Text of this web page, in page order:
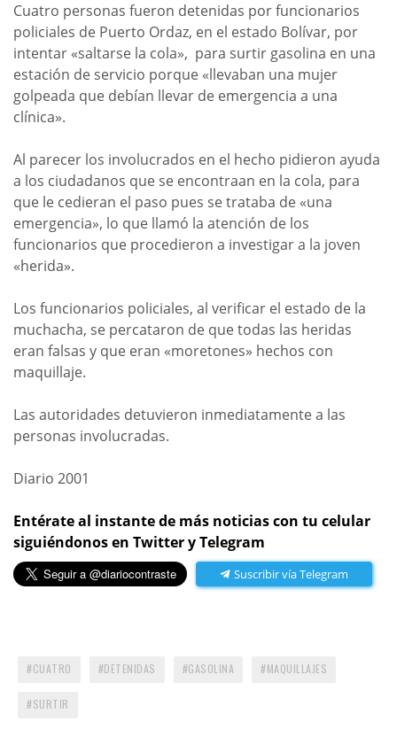
Cuatro personas fueron detenidas por funcionarios
policiales de Puerto Ordaz, en el estado Bolívar, por
intentar «saltarse la cola», para surtir gasolina en una
estación de servicio porque «llevaban una mujer
golpeada que debían llevar de emergencia a una
clínica».
Al parecer los involucrados en el hecho pidieron ayuda
a los ciudadanos que se encontraan en la cola, para
que le cedieran el paso pues se trataba de «una
emergencia», lo que llamó la atención de los
funcionarios que procedieron a investigar a la joven
«herida».
Los funcionarios policiales, al verificar el estado de la
muchacha, se percataron de que todas las heridas
eran falsas y que eran «moretones» hechos con
maquillaje.
Las autoridades detuvieron inmediatamente a las
personas involucradas.
Diario 2001
Entérate al instante de más noticias con tu celular
siguiéndonos en Twitter y Telegram
Suscribir vía Telegram
CUATRO DETENIDAS GASOLINA MAQUILLAJES
SURTIR